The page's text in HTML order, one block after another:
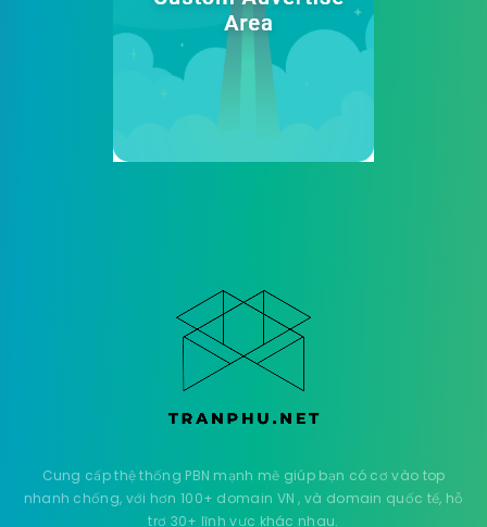
Cung cấp thệ thống PBN mạnh mẽ giúp bạn có cơ vào top
nhanh chống, với hơn 100+ domain VN , và domain quốc tế, hỗ
trợ 30+ lĩnh vực khác nhau.